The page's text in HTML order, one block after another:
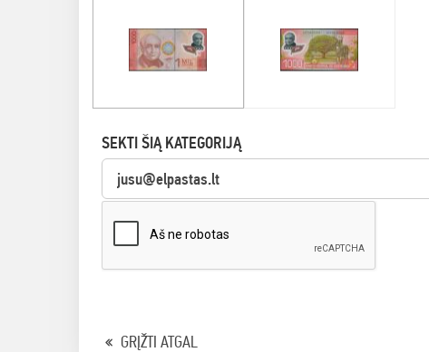
SEKTI ŠIĄ KATEGORIJĄ
GRĮŽTI ATGAL